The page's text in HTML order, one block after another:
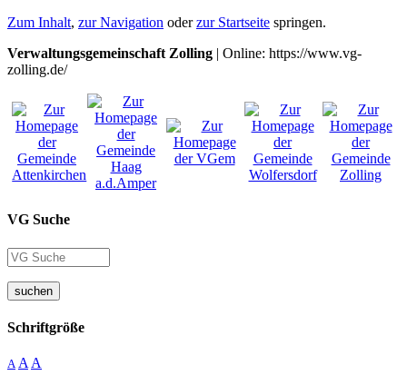
Zum Inhalt, zur Navigation oderzur Startseite springen.
Verwaltungsgemeinschaft Zolling | Online: https://www.vg-
zolling.de/
VG Suche
suchen
Schriftgröße
A A A